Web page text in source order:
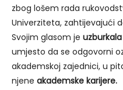
zbog lošem rada
Univerziteta, zahtijevajući
Svojim glasom je
umjesto da se odgovorni
akademskoj zajednici, u
njene akademske karijere.